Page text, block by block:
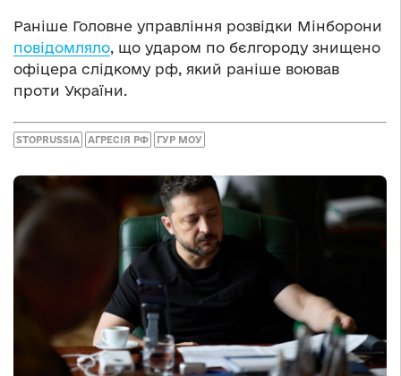
Раніше Головне управління розвідки Мінборони
повідомляло, що ударом по бєлгороду знищено
офіцера слідкому рф, який раніше воював
проти України.
STOPRUSSIA АГРЕСІЯ РФ ГУР МОУ